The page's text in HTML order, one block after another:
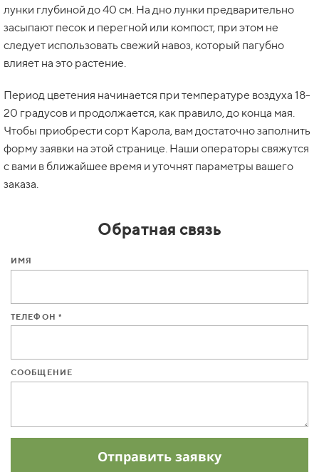
лунки глубиной до 40 см. На дно лунки предварительно
засыпают песок и перегной или компост, при этом не
следует использовать свежий навоз, который пагубно
влияет на это растение.
Период цветения начинается при температуре воздуха 18-
20 градусов и продолжается, как правило, до конца мая.
Чтобы приобрести сорт Карола, вам достаточно заполнить
форму заявки на этой странице. Наши операторы свяжутся
с вами в ближайшее время и уточнят параметры вашего
заказа.
Обратная связь
ИМЯ
ТЕЛЕФОН *
СООБЩЕНИЕ
Отправить заявку